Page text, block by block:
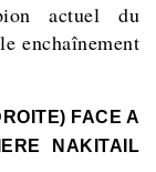
actuel du
enchaînement
FACE A
NAKITAIL